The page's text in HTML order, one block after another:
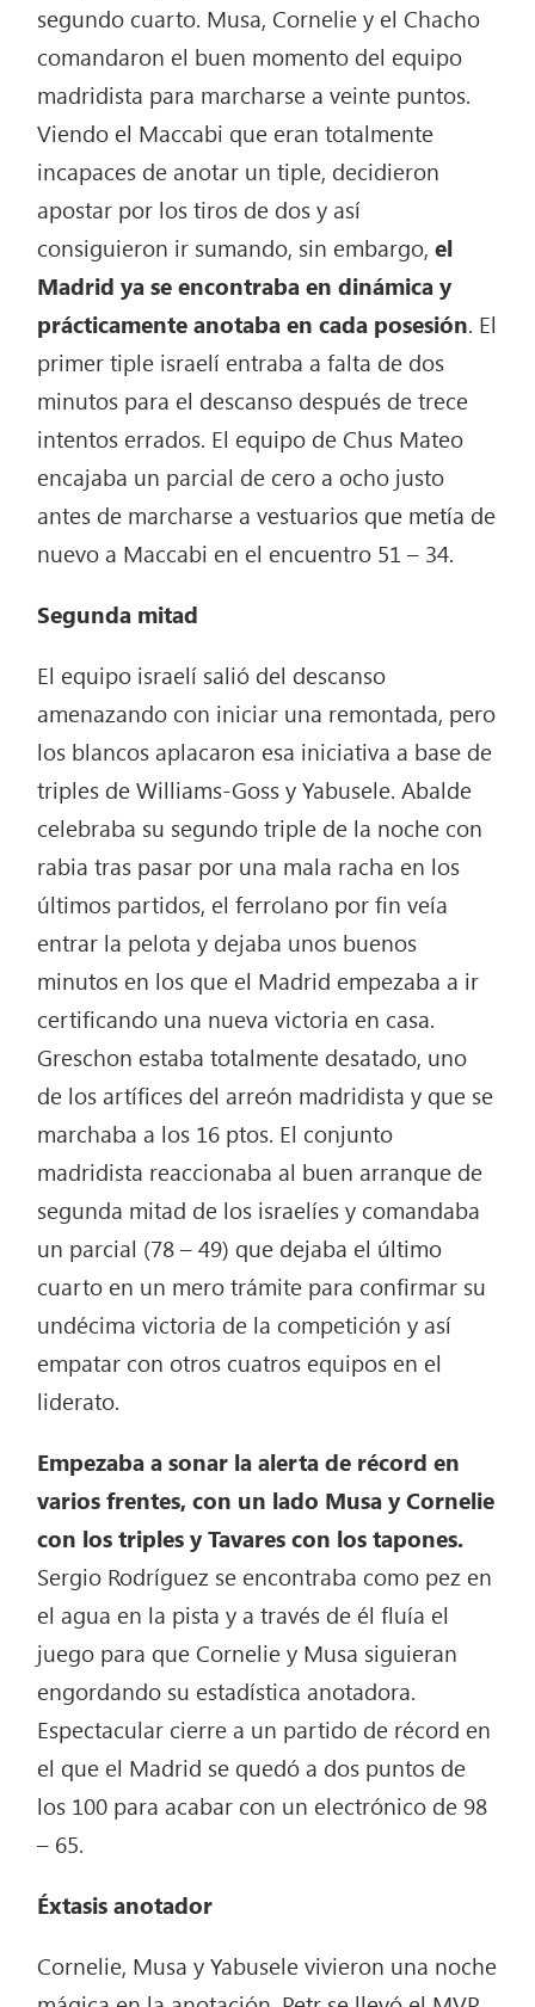
segundo cuarto. Musa, Cornelie y el Chacho
comandaron el buen momento del equipo
madridista para marcharse a veinte puntos.
Viendo el Maccabi que eran totalmente
incapaces de anotar un tiple, decidieron
apostar por los tiros de dos y así
consiguieron ir sumando, sin embargo,el
Madrid ya se encontraba en dinámica y
prácticamente anotaba en cada posesión. El
primer tiple israelí entraba a falta de dos
minutos para el descanso después de trece
intentos errados. El equipo de Chus Mateo
encajaba un parcial de cero a ocho justo
antes de marcharse a vestuarios que metía de
nuevo a Maccabi en el encuentro 51 – 34.
Segunda mitad
El equipo israelí salió del descanso
amenazando con iniciar una remontada, pero
los blancos aplacaron esa iniciativa a base de
triples de Williams-Goss y Yabusele. Abalde
celebraba su segundo triple de la noche con
rabia tras pasar por una mala racha en los
últimos partidos, el ferrolano por fin veía
entrar la pelota y dejaba unos buenos
minutos en los que el Madrid empezaba a ir
certificando una nueva victoria en casa.
Greschon estaba totalmente desatado, uno
de los artífices del arreón madridista y que se
marchaba a los 16 ptos. El conjunto
madridista reaccionaba al buen arranque de
segunda mitad de los israelíes y comandaba
un parcial (78 – 49) que dejaba el último
cuarto en un mero trámite para confirmar su
undécima victoria de la competición y así
empatar con otros cuatros equipos en el
liderato.
Empezaba a sonar la alerta de récord en
varios frentes, con un lado Musa y Cornelie
con los triples y Tavares con los tapones.
Sergio Rodríguez se encontraba como pez en
el agua en la pista y a través de él fluía el
juego para que Cornelie y Musa siguieran
engordando su estadística anotadora.
Espectacular cierre a un partido de récord en
el que el Madrid se quedó a dos puntos de
los 100 para acabar con un electrónico de 98
– 65.
Éxtasis anotador
Cornelie, Musa y Yabusele vivieron una noche